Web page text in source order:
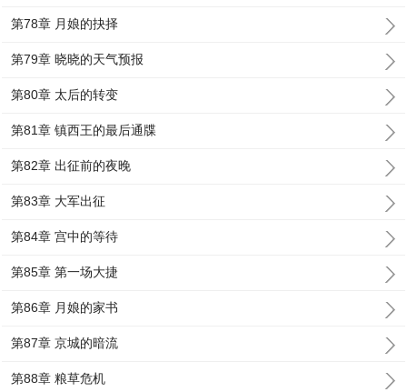
第78章 月娘的抉择
第79章 晓晓的天气预报
第80章 太后的转变
第81章 镇西王的最后通牒
第82章 出征前的夜晚
第83章 大军出征
第84章 宫中的等待
第85章 第一场大捷
第86章 月娘的家书
第87章 京城的暗流
第88章 粮草危机